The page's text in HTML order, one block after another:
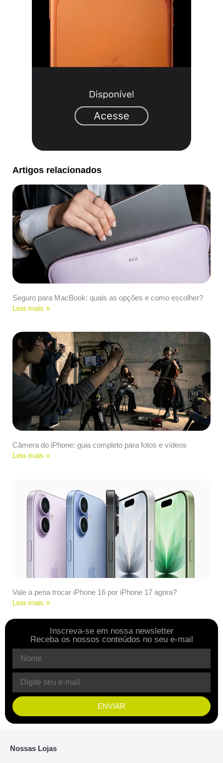
Artigos relacionados
Seguro para MacBook: quais as opções e como escolher?
Leia mais »
Câmera do iPhone: guia completo para fotos e vídeos
Leia mais »
Vale a pena trocar iPhone 16 por iPhone 17 agora?
Leia mais »
Inscreva-se em nossa newsletter
Receba os nossos conteúdos no seu e-mail
ENVIAR
Nossas Lojas